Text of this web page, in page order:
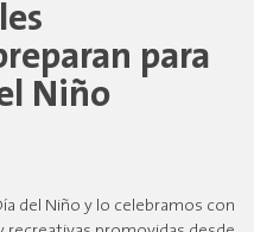
para
Niño
del Niño y lo celebramos con